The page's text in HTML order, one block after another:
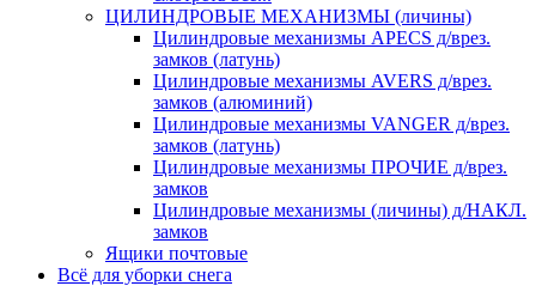
ЦИЛИНДРОВЫЕ МЕХАНИЗМЫ (личины)
Цилиндровые механизмы APECS д/врез.
замков (латунь)
Цилиндровые механизмы AVERS д/врез.
замков (алюминий)
Цилиндровые механизмы VANGER д/врез.
замков (латунь)
Цилиндровые механизмы ПРОЧИЕ д/врез.
замков
Цилиндровые механизмы (личины) д/НАКЛ.
замков
Ящики почтовые
Всё для уборки снега